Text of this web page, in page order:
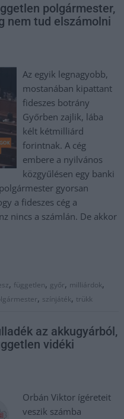
polgármester,
nem tud elszámolni
Az egyik legnagyobb,
mostanában kipattant
fideszes botrány
Győrben zajlik, lába
kélt kétmilliárd
forintnak. A cég
embere a nyilvános
közgyűlésen egy banki
gyorsan
a fideszes cég a
nincs a számlán. De akkor
, független, győr, milliárdok,
, színjáték, trükk
az akkugyárból,
vidéki
Orbán Viktor ígéreteit
veszik számba